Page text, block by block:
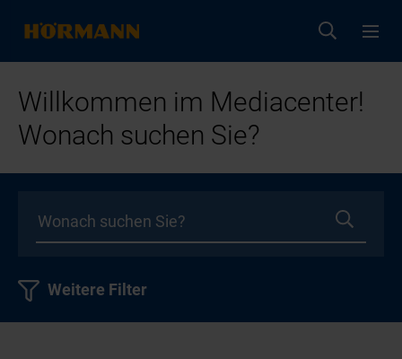
Willkommen im Mediacenter!
Wonach suchen Sie?
Weitere Filter